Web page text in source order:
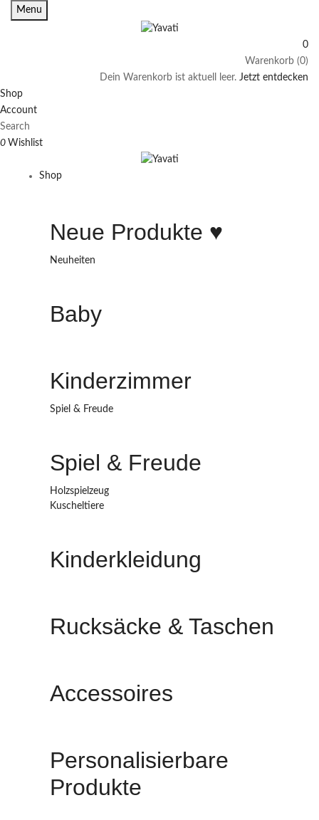
Menu
0
Warenkorb (0)
Dein Warenkorb ist aktuell leer. Jetzt entdecken
Shop
Account
Search
0 Wishlist
Shop
Neue Produkte ♥️
Neuheiten
Baby
Kinderzimmer
Spiel & Freude
Spiel & Freude
Holzspielzeug
Kuscheltiere
Kinderkleidung
Rucksäcke & Taschen
Accessoires
Personalisierbare
Produkte